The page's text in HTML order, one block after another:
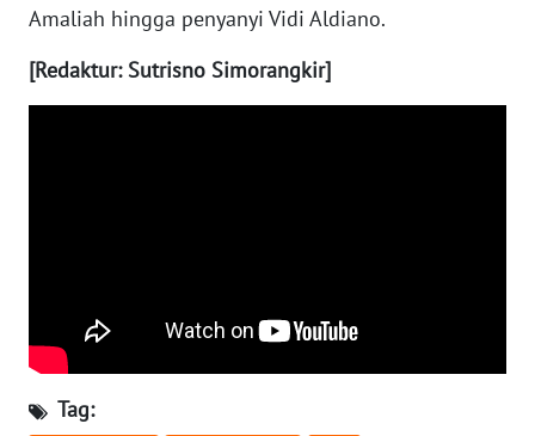
Amaliah hingga penyanyi Vidi Aldiano.
[Redaktur: Sutrisno Simorangkir]
Tag:
PRIANGAN
WN
BOROBUDUR
WN